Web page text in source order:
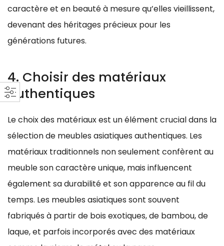
caractère et en beauté à mesure qu’elles vieillissent,
devenant des héritages précieux pour les
générations futures.
4. Choisir des matériaux
authentiques
Le choix des matériaux est un élément crucial dans la
sélection de meubles asiatiques authentiques. Les
matériaux traditionnels non seulement confèrent au
meuble son caractère unique, mais influencent
également sa durabilité et son apparence au fil du
temps. Les meubles asiatiques sont souvent
fabriqués à partir de bois exotiques, de bambou, de
laque, et parfois incorporés avec des matériaux